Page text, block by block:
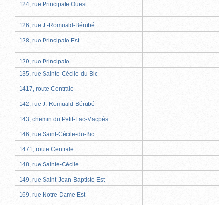
124, rue Principale Ouest
126, rue J.-Romuald-Bérubé
128, rue Principale Est
129, rue Principale
135, rue Sainte-Cécile-du-Bic
1417, route Centrale
142, rue J.-Romuald-Bérubé
143, chemin du Petit-Lac-Macpès
146, rue Saint-Cécile-du-Bic
1471, route Centrale
148, rue Sainte-Cécile
149, rue Saint-Jean-Baptiste Est
169, rue Notre-Dame Est